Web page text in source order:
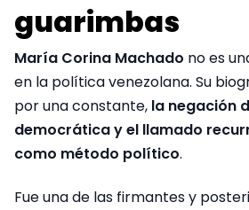
guarimbas
María Corina Machado no es
en la política venezolana. Su
por una constante, la negación
democrática y el llamado
como método político.
Fue una de las firmantes y